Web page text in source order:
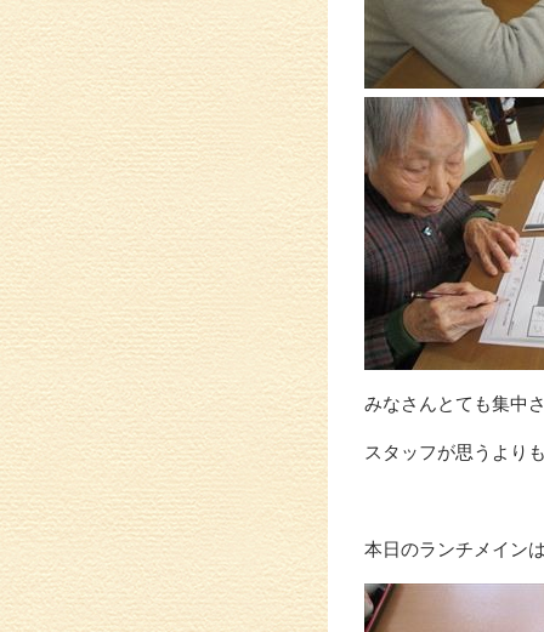
みなさんとても集中
スタッフが思うより
本日のランチメイン